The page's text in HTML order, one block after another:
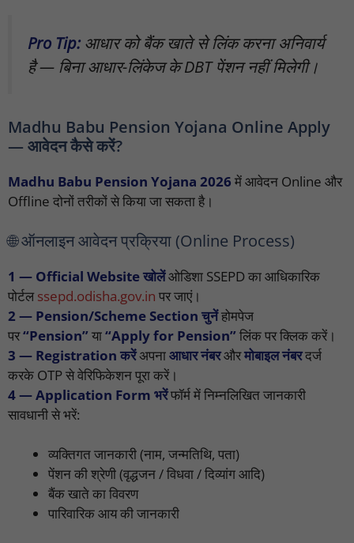
Pro Tip: आधार को बैंक खाते से लिंक करना अनिवार्य
है — बिना आधार-लिंकेज के DBT पेंशन नहीं मिलेगी।
Madhu Babu Pension Yojana Online Apply
— आवेदन कैसे करें?
Madhu Babu Pension Yojana 2026 में आवेदन Online और
Offline दोनों तरीकों से किया जा सकता है।
🌐 ऑनलाइन आवेदन प्रक्रिया (Online Process)
1 — Official Website खोलेंओडिशा SSEPD का आधिकारिक
पोर्टलssepd.odisha.gov.in पर जाएं।
2 — Pension/Scheme Section चुनेंहोमपेज
पर“Pension” या“Apply for Pension” लिंक पर क्लिक करें।
3 — Registration करेंअपनाआधार नंबरऔरमोबाइल नंबरदर्ज
करके OTP से वेरिफिकेशन पूरा करें।
4 — Application Form भरेंफॉर्म में निम्नलिखित जानकारी
सावधानी से भरें:
व्यक्तिगत जानकारी (नाम, जन्मतिथि, पता)
पेंशन की श्रेणी (वृद्धजन / विधवा / दिव्यांग आदि)
बैंक खाते का विवरण
पारिवारिक आय की जानकारी